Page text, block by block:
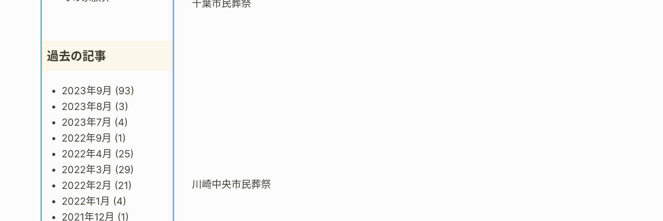
過去の記事
2023年9月 (93)
2023年8月 (3)
2023年7月 (4)
2022年9月 (1)
2022年4月 (25)
2022年3月 (29)
2022年2月 (21)
2022年1月 (4)
2021年12月 (1)
千葉市民葬祭
川崎中央市民葬祭